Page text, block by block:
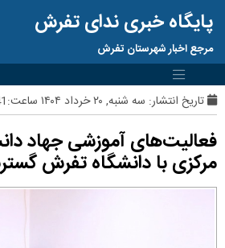
پایگاه خبری ندای تفرش
مرجع اخبار شهرستان تفرش
تاریخ انتشار: سه شنبه, ۲۰ خرداد ۱۴۰۴ ساعت:12:41
فعالیت‌های آموزشی جهاد
مرکزی با دانشگاه تفرش